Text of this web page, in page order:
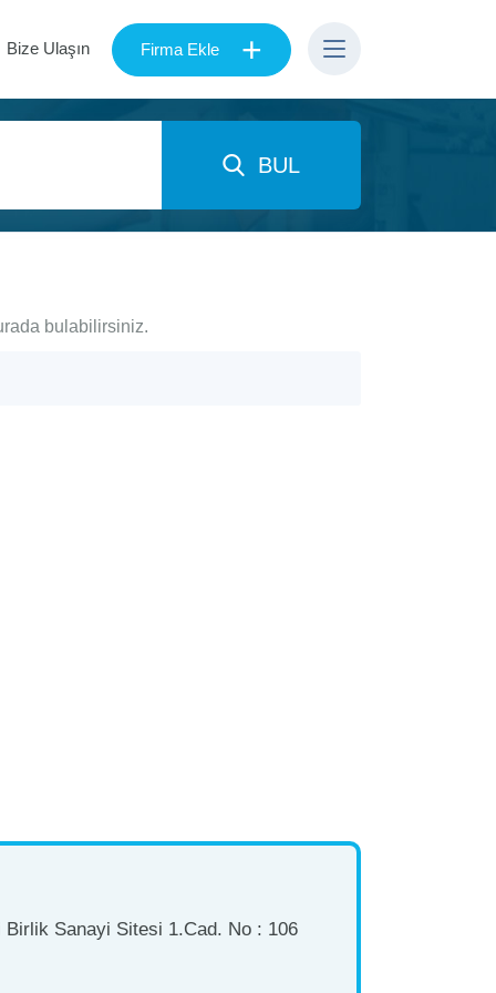
Bize Ulaşın Firma Ekle +
BUL
bulabilirsiniz.
Sanayi Sitesi 1.Cad. No : 106